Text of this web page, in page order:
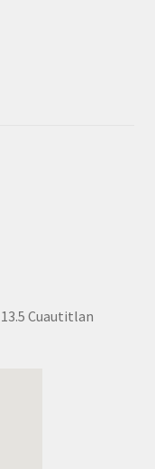
Cuautitlan